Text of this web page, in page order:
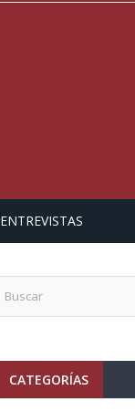
ENTREVISTAS
CATEGORÍAS